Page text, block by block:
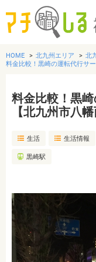
グルメ
美容・健康
おでかけ
生活
HOME 北九州エリア 北
料金比較！黒崎の運転代行サ
料金比較！黒
【北九州市八幡
生活 生活情報
黒崎駅